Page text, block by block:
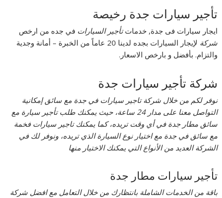
تأجير سيارات جدة رخيصة
ايجار سيارات فى جدة, خدماتتأجير السيارات في جده من ارخص
شركة
لإيجار السيارات بجده لدينا 20 عاماً من الخبرة – أمانة وجدية
والتزام. بأفضل و بارخص الاسعار.
شركة تأجير سيارات جدة
نوفر لكم من خلال شركة تاجير سيارات في جدة مع سائق إمكانية
التواصل معنا على مدار 24 ساعة، حيث يمكنك طلب تأجير سيارة مع
سائق مطار جدة في أي وقت تريده، كما يمكنك تاجير سيارات فخمة
مع سائق في جدة مع اختيار نوع السيارة الذي تريده، ونوفر لك في
الشركة العديد من الأنواع التي يمكنك الاختيار منها
تأجير سيارات مطار جدة
باقة من الخدمات الشاملة بانتظارك من خلال التعامل مع افضل شركة